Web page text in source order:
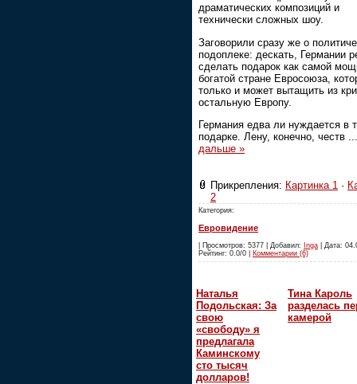
драматических композиций и
технически сложных шоу.
Заговорили сразу же о
подоплеке: дескать, Германии
сделать подарок как самой
богатой стране Евросоюза,
только и может вытащить из
остальную Европу.
Германия едва ли нуждается в
подарке. Лену, конечно, честв
дальше »
Прикрепления: Картинка 1 ·
2
Категория:
Евровидение
| Просмотров: 5377 | Добавил: Inga | Дата:
Рейтинг: 0.0/0 | Комментарии (6)
Наталья
Подольская: За
свою
«свободу» я
предлагала
Каминскому
сто тысяч
долларов!
Тина Кароль
разделась
камерой